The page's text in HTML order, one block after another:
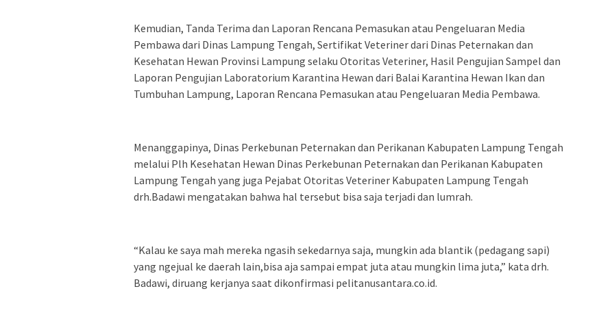
Kemudian, Tanda Terima dan Laporan Rencana Pemasukan atau Pengeluaran Media
Pembawa dari Dinas Lampung Tengah, Sertifikat Veteriner dari Dinas Peternakan dan
Kesehatan Hewan Provinsi Lampung selaku Otoritas Veteriner, Hasil Pengujian Sampel dan
Laporan Pengujian Laboratorium Karantina Hewan dari Balai Karantina Hewan Ikan dan
Tumbuhan Lampung, Laporan Rencana Pemasukan atau Pengeluaran Media Pembawa.
Menanggapinya, Dinas Perkebunan Peternakan dan Perikanan Kabupaten Lampung Tengah
melalui Plh Kesehatan Hewan Dinas Perkebunan Peternakan dan Perikanan Kabupaten
Lampung Tengah yang juga Pejabat Otoritas Veteriner Kabupaten Lampung Tengah
drh.Badawi mengatakan bahwa hal tersebut bisa saja terjadi dan lumrah.
“Kalau ke saya mah mereka ngasih sekedarnya saja, mungkin ada blantik (pedagang sapi)
yang ngejual ke daerah lain,bisa aja sampai empat juta atau mungkin lima juta,” kata drh.
Badawi, diruang kerjanya saat dikonfirmasi pelitanusantara.co.id.